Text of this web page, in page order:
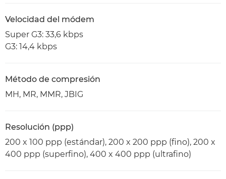
Velocidad del módem
Super G3: 33,6 kbps
G3: 14,4 kbps
Método de compresión
MH, MR, MMR, JBIG
Resolución (ppp)
200 x 100 ppp (estándar), 200 x 200 ppp (fino), 200 x
400 ppp (superfino), 400 x 400 ppp (ultrafino)